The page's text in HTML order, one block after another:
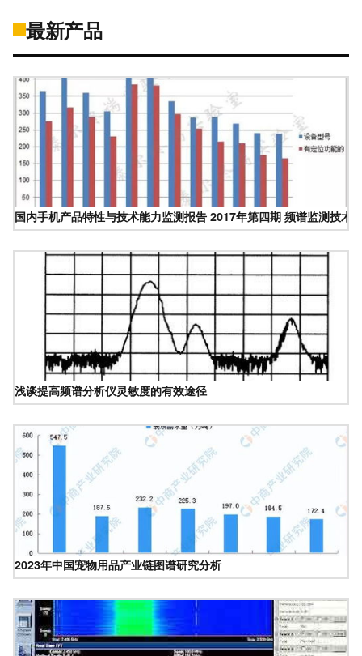
最新产品
国内手机产品特性与技术能力监测报告 2017年第四期 频谱监测技术
浅谈提高频谱分析仪灵敏度的有效途径
2023年中国宠物用品产业链图谱研究分析